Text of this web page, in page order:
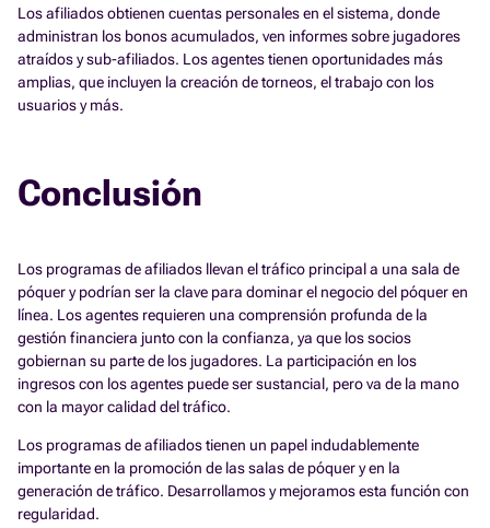
Los afiliados obtienen cuentas personales en el sistema, donde
administran los bonos acumulados, ven informes sobre jugadores
atraídos y sub-afiliados. Los agentes tienen oportunidades más
amplias, que incluyen la creación de torneos, el trabajo con los
usuarios y más.
Conclusión
Los programas de afiliados llevan el tráfico principal a una sala de
póquer y podrían ser la clave para dominar el negocio del póquer en
línea. Los agentes requieren una comprensión profunda de la
gestión financiera junto con la confianza, ya que los socios
gobiernan su parte de los jugadores. La participación en los
ingresos con los agentes puede ser sustancial, pero va de la mano
con la mayor calidad del tráfico.
Los programas de afiliados tienen un papel indudablemente
importante en la promoción de las salas de póquer y en la
generación de tráfico. Desarrollamos y mejoramos esta función con
regularidad.